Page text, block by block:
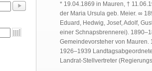
* 19.04.1869 in Mauren, †
der Maria Ursula geb. Meier. ∞
Eduard, Hedwig, Josef, Adolf,
einer Schnapsbrennerei).
Gemeindevorsteher von
1926–1939
Landrat-Stellvertreter